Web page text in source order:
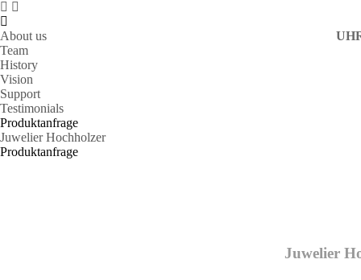
About us
Team
History
Vision
Support
Testimonials
Produktanfrage
Juwelier Hochholzer
Produktanfrage
Juwelier